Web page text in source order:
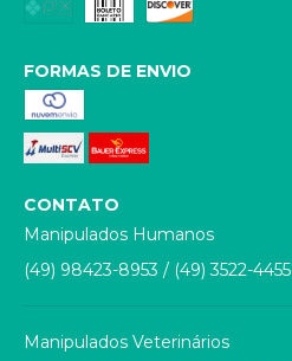
FORMAS DE ENVIO
CONTATO
Manipulados Humanos
(49) 98423-8953 / (49) 3522-4455
Manipulados Veterinários